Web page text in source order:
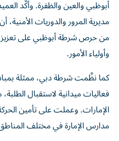
أبوظبي والعين والظفرة. وأكَّد
مديرية المرور والدوريات الأمنية،
من حرص شرطة أبوظبي على تعزيز
وأولياء الأمور.
كما نظَّمت شرطة دبي، ممثلة
فعاليات ميدانية لاستقبال
الإمارات. وعملت على تأمين
مدارس الإمارة في مختلف